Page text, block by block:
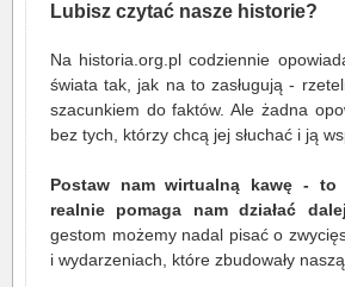
Lubisz czytać nasze historie?
Na historia.org.pl codziennie
świata tak, jak na to zasługują -
szacunkiem do faktów. Ale żadna
bez tych, którzy chcą jej słuchać i ją
Postaw nam wirtualną kawę - to
realnie pomaga nam działać dalej
gestom możemy nadal pisać o
i wydarzeniach, które zbudowały